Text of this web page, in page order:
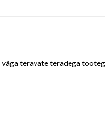
teravate teradega